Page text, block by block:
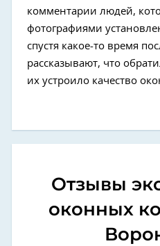
комментарии людей,
фотографиями
спустя какое-то время
рассказывают, что
их устроило качество
Отзывы
оконных